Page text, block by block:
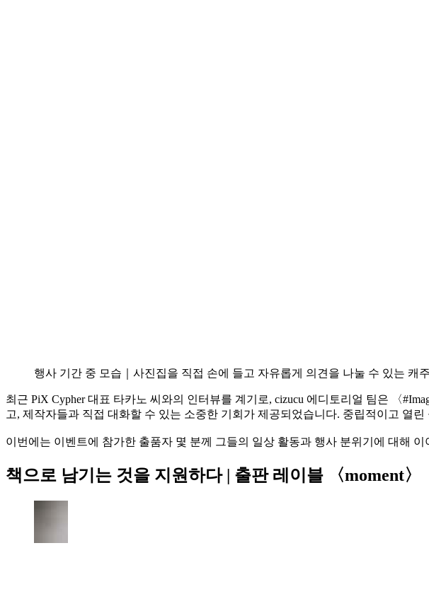
행사 기간 중 모습｜사진집을 직접 손에 들고 자유롭게 의견을 나눌 수 있는 캐
최근 PiX Cypher 대표 타카노 씨와의 인터뷰를 계기로, cizucu 에디토리얼 팀은 〈
고, 제작자들과 직접 대화할 수 있는 소중한 기회가 제공되었습니다. 중립적이고 열
이번에는 이벤트에 참가한 출품자 몇 분께 그들의 일상 활동과 행사 분위기에 대해 이
책으로 남기는 것을 지원하다 | 출판 레이블 〈moment〉